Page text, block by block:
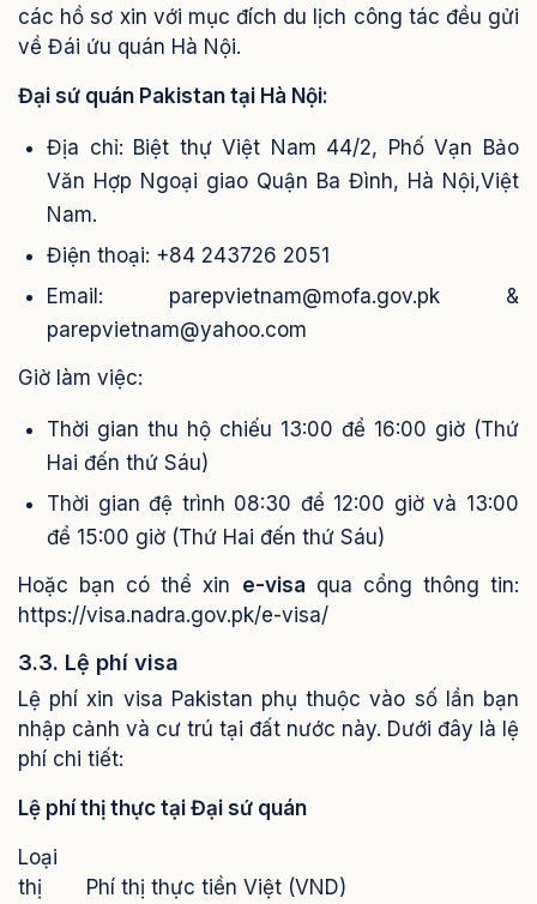
các hồ sơ xin với mục đích du lịch công tác đều gửi
về Đái ứu quán Hà Nội.
Đại sứ quán Pakistan tại Hà Nội:
Địa chỉ: Biệt thự Việt Nam 44/2, Phố Vạn Bảo
Văn Hợp Ngoại giao Quận Ba Đình, Hà Nội,Việt
Nam.
Điện thoại: +84 243726 2051
Email: parepvietnam@mofa.gov.pk &
parepvietnam@yahoo.com
Giờ làm việc:
Thời gian thu hộ chiếu 13:00 để 16:00 giờ (Thứ
Hai đến thứ Sáu)
Thời gian đệ trình 08:30 để 12:00 giờ và 13:00
để 15:00 giờ (Thứ Hai đến thứ Sáu)
Hoặc bạn có thể xin e-visa qua cổng thông tin:
https://visa.nadra.gov.pk/e-visa/
3.3. Lệ phí visa
Lệ phí xin visa Pakistan phụ thuộc vào số lần bạn
nhập cảnh và cư trú tại đất nước này. Dưới đây là lệ
phí chi tiết:
Lệ phí thị thực tại Đại sứ quán
Loại
thị
Phí thị thực tiền Việt (VND)